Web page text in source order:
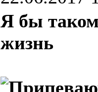
Я бы
жизнь